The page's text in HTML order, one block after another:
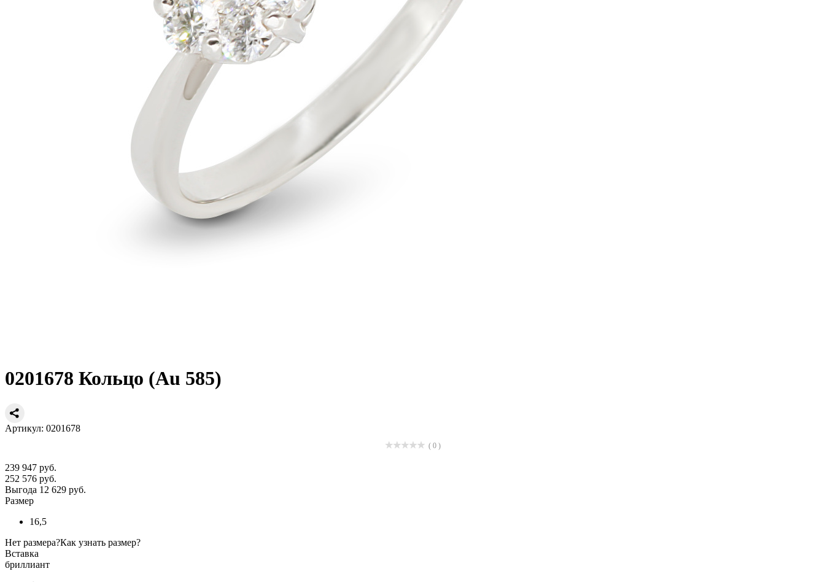
0201678 Кольцо (Au 585)
Артикул: 0201678
( 0 )
239 947 руб.
252 576 руб.
Выгода 12 629 руб.
Размер
16,5
Нет размера?Как узнать размер?
Вставка
бриллиант